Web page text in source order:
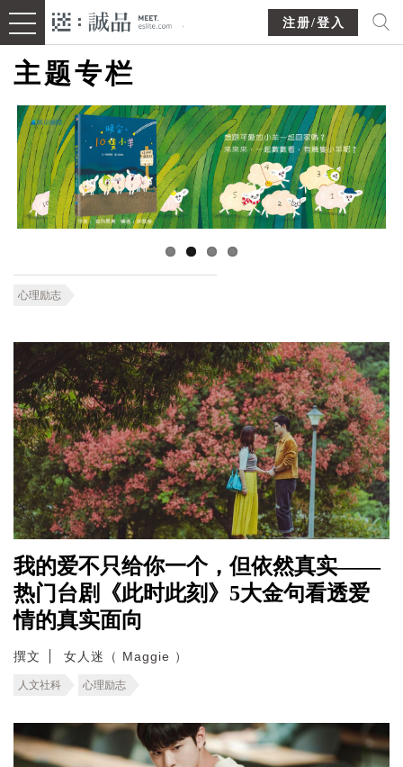
注册/登入
主题专栏
心理励志
我的爱不只给你一个，但依然真实——
热门台剧《此时此刻》5大金句看透爱
情的真实面向
撰文 女人迷（ Maggie ）
人文社科 心理励志